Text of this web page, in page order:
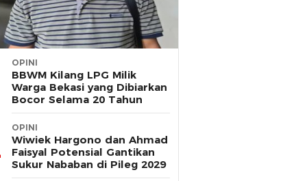
OPINI
BBWM Kilang LPG Milik
Warga Bekasi yang Dibiarkan
Bocor Selama 20 Tahun
OPINI
Wiwiek Hargono dan Ahmad
Faisyal Potensial Gantikan
Sukur Nababan di Pileg 2029